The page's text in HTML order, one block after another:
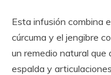
Esta infusión combina
cúrcuma y el jengibre
un remedio natural que
espalda y